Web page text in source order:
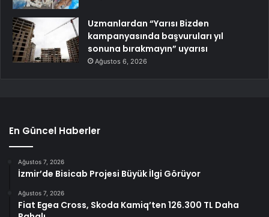
Uzmanlardan “Yarısı Bizden
kampanyasında başvuruları yıl
sonuna bırakmayın” uyarısı
Ağustos 6, 2026
En Güncel Haberler
Ağustos 7, 2026
İzmir’de Bisicab Projesi Büyük İlgi Görüyor
Ağustos 7, 2026
Fiat Egea Cross, Skoda Kamiq’ten 126.300 TL Daha